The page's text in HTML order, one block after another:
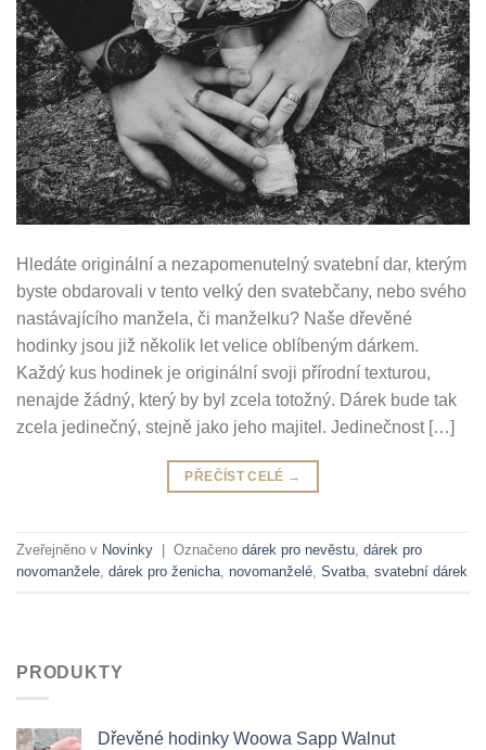
Hledáte originální a nezapomenutelný svatební dar, kterým
byste obdarovali v tento velký den svatebčany, nebo svého
nastávajícího manžela, či manželku? Naše dřevěné
hodinky jsou již několik let velice oblíbeným dárkem.
Každý kus hodinek je originální svoji přírodní texturou,
nenajde žádný, který by byl zcela totožný. Dárek bude tak
zcela jedinečný, stejně jako jeho majitel. Jedinečnost […]
PŘEČÍST CELÉ →
Zveřejněno v Novinky Označeno dárek pro nevěstu dárek pro
novomanžele dárek pro ženicha novomanželé Svatba svatební dárek
PRODUKTY
Dřevěné hodinky Woowa Sapp Walnut